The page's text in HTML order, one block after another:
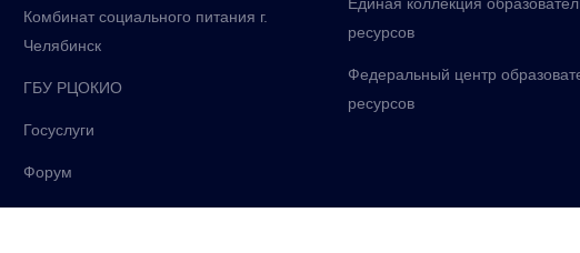
Комбинат социального питания г.
Челябинск
ГБУ РЦОКИО
Госуслуги
Форум
ресурсов
Федеральный центр
ресурсов